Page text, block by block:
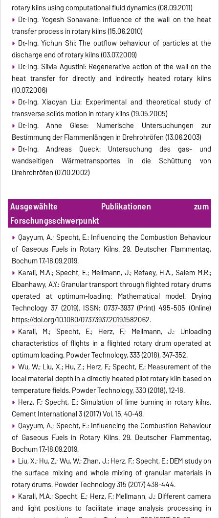
rotary kilns using computational fluid dynamics (08.09.2011)
Dr.-Ing. Yogesh Sonavane: Influence of the wall on the heat
transfer process in rotary kilns (15.06.2010)
Dr.-Ing. Yichun Shi: The outflow behaviour of particles at the
discharge end of rotary kilns (03.07.2009)
Dr.-Ing. Silvia Agustini: Regenerative action of the wall on the
heat transfer for directly and indirectly heated rotary kilns
(10.07.2006)
Dr.-Ing. Xiaoyan Liu: Experimental and theoretical study of
transverse solids motion in rotary kilns (19.05.2005)
Dr.-Ing. Anne Giese: Numerische Untersuchungen zur
Bestimmung der Flammenlängen in Drehrohröfen (13.06.2003)
Dr.-Ing. Andreas Queck: Untersuchung des gas- und
wandseitigen Wärmetransportes in die Schüttung von
Drehrohröfen (07.10.2002)
Ausgewählte Publikationen zum
Forschungsschwerpunkt
Qayyum, A.; Specht, E.: Influencing the Combustion Behaviour
of Gaseous Fuels in Rotary Kilns. 29. Deutscher Flammentag,
Bochum 17.-18.09.2019.
Karali, M.A.; Specht, E.; Mellmann, J.; Refaey, H.A., Salem M.R.;
Elbanhawy, A.Y.: Granular transport through flighted rotary drums
operated at optimum-loading: Mathematical model. Drying
Technology 37 (2019). ISSN: 0737-3937 (Print) 495-505 (Online)
https://doi.org/10.1080/07373937.2019.1582062.
Karali, M.; Specht, E.; Herz, F.; Mellmann, J.: Unloading
characteristics of flights in a flighted rotary drum operated at
optimum loading. Powder Technology, 333 (2018), 347-352.
Wu, W.; Liu, X.; Hu, Z.; Herz, F.; Specht, E.: Measurement of the
local material depth in a directly heated pilot rotary kiln based on
temperature fields. Powder Technology, 330 (2018), 12-18.
Herz, F.; Specht, E.: Simulation of lime burning in rotary kilns.
Cement International 3 (2017) Vol. 15, 40-49.
Qayyum, A.; Specht, E.: Influencing the Combustion Behaviour
of Gaseous Fuels in Rotary Kilns. 29. Deutscher Flammentag,
Bochum 17.-18.09.2019.
Liu, X.; Hu, Z.; Wu, W.; Zhan, J.; Herz, F.; Specht, E.: DEM study on
the surface mixing and whole mixing of granular materials in
rotary drums. Powder Technology 315 (2017) 438-444.
Karali, M.A.; Specht, E.; Herz, F.; Mellmann, J.: Different camera
and light positions to facilitate image analysis processing in